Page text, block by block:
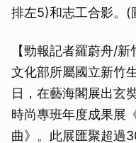
排左5)和志工合影。(
【勁報記者羅蔚舟/新
文化部所屬國立新竹
日，在藝海閣展出玄
時尚專班年度成果展
曲》。此展匯聚超過